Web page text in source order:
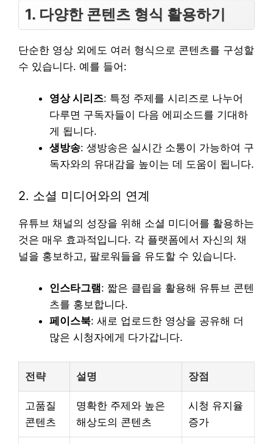
1. 다양한 콘텐츠 형식 활용하기
단순한 영상 외에도 여러 형식으로 콘텐츠를 구성할
수 있습니다. 예를 들어:
영상 시리즈: 특정 주제를 시리즈로 나누어
다루면 구독자들이 다음 에피소드를 기대하
게 됩니다.
생방송: 생방송은 실시간 소통이 가능하여 구
독자와의 유대감을 높이는 데 도움이 됩니다.
2. 소셜 미디어와의 연계
유튜브 채널의 성장을 위해 소셜 미디어를 활용하는
것은 매우 효과적입니다. 각 플랫폼에서 자신의 채
널을 홍보하고, 팔로워들을 유도할 수 있습니다.
인스타그램: 짧은 클립을 활용해 유튜브 콘텐
츠를 홍보합니다.
페이스북: 새로 업로드한 영상을 공유해 더
많은 시청자에게 다가갑니다.
전략 설명 장점
고품질
콘텐츠
명확한 주제와 높은
해상도의 콘텐츠
시청 유지율
증가